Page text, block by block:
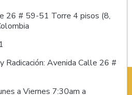
26 # 59-51 Torre 4 pisos (8,
Radicación: Avenida Calle 26 #
a Viernes 7:30am a